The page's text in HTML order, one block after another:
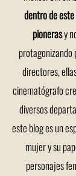
dentro de
pionerasy
protagonizando
directores,
cinematógrafo
diversos
este blog es un
mujer y su
personajes